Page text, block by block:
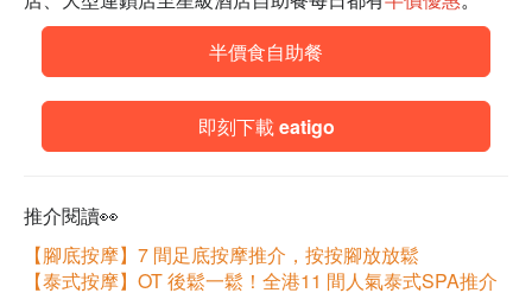
半價食自助餐
即刻下載 eatigo
推介閱讀👀
【腳底按摩】7 間足底按摩推介，按按腳放放鬆
【泰式按摩】OT 後鬆一鬆！全港11 間人氣泰式SPA推介